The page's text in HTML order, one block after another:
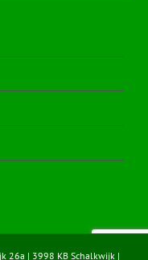
26a | 3998 KB Schalkwijk |